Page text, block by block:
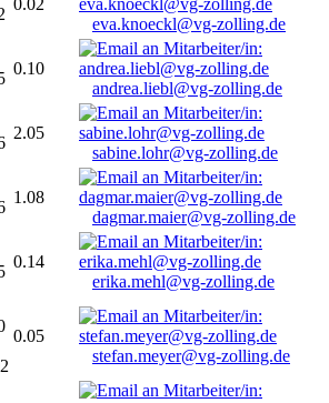
0.02
eva.knoeckl@vg-zolling.de
0.10
andrea.liebl@vg-zolling.de
2.05
sabine.lohr@vg-zolling.de
1.08
dagmar.maier@vg-zolling.de
0.14
erika.mehl@vg-zolling.de
0.05
stefan.meyer@vg-zolling.de